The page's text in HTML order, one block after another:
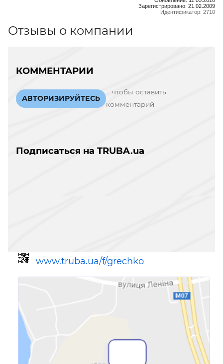
Зарегистрировано: 21.02.2009
Идентификатор: 2710
Отзывы о компании
КОММЕНТАРИИ
АВТОРИЗИРУЙТЕСЬ
чтобы оставить
комментарий
Подписаться на TRUBA.ua
www.truba.ua/f/grechko
Ссылка для мобильных устройств